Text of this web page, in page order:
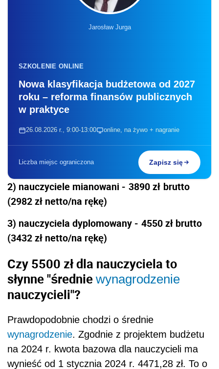
Jarosław Jurga
SZKOLENIE ONLINE
Nowa klasyfikacja budżetowa od 2027
roku – reforma finansów publicznych
w praktyce
26.08.2026 r., 9:00-13:00 online, na żywo + nagranie
Liczba miejsc ograniczona Zapisz się
2) nauczyciele mianowani - 3890 zł brutto
(2982 zł netto/na rękę)
3) nauczyciela dyplomowany - 4550 zł brutto
(3432 zł netto/na rękę)
Czy 5500 zł dla nauczyciela to
słynne "średnie wynagrodzenie
nauczycieli"?
Prawdopodobnie chodzi o średnie
wynagrodzenie. Zgodnie z projektem budżetu
na 2024 r. kwota bazowa dla nauczycieli ma
wynieść od 1 stycznia 2024 r. 4471,28 zł. To o